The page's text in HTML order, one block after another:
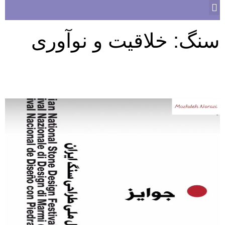
سنگ: خلاقیت و نوآوری